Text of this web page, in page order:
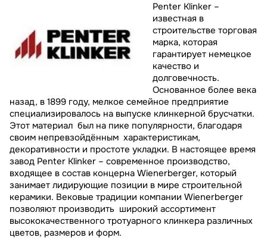
Penter Klinker –
известная в
строительстве торговая
марка, которая
гарантирует немецкое
качество и
долговечность.
Основанное более века
назад, в 1899 году, мелкое семейное предприятие
специализировалось на выпуске клинкерной брусчатки.
Этот материал был на пике популярности, благодаря
своим непревзойдённым характеристикам,
декоративности и простоте укладки. В настоящее время
завод Penter Klinker – современное производство,
входящее в состав концерна Wienerberger, который
занимает лидирующие позиции в мире строительной
керамики. Вековые традиции компании Wienerberger
позволяют производить широкий ассортимент
высококачественного тротуарного клинкера различных
цветов, размеров и форм.